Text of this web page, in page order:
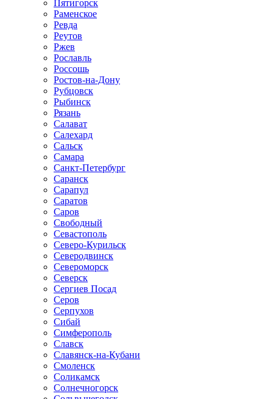
Пятигорск
Раменское
Ревда
Реутов
Ржев
Рославль
Россошь
Ростов-на-Дону
Рубцовск
Рыбинск
Рязань
Салават
Салехард
Сальск
Самара
Санкт-Петербург
Саранск
Сарапул
Саратов
Саров
Свободный
Севастополь
Северо-Курильск
Северодвинск
Североморск
Северск
Сергиев Посад
Серов
Серпухов
Сибай
Симферополь
Славск
Славянск-на-Кубани
Смоленск
Соликамск
Солнечногорск